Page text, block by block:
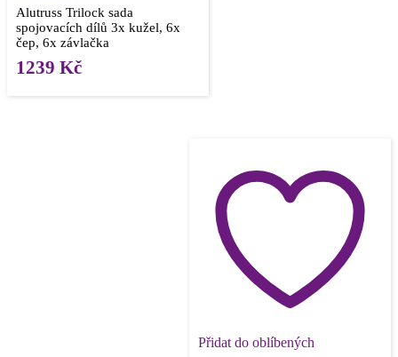
Alutruss Trilock sada
spojovacích dílů 3x kužel, 6x
čep, 6x závlačka
1239 Kč
Přidat do oblíbených